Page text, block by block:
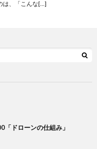
は、「こんな[…]
「ドローンの仕組み」